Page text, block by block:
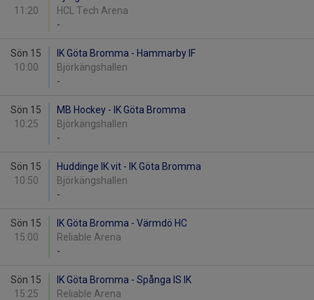
11:20
HCL Tech Arena
-
Sön 15
10:00
IK Göta Bromma - Hammarby IF
Björkängshallen
-
Sön 15
10:25
MB Hockey - IK Göta Bromma
Björkängshallen
-
Sön 15
10:50
Huddinge IK vit - IK Göta Bromma
Björkängshallen
-
Sön 15
15:00
IK Göta Bromma - Värmdö HC
Reliable Arena
-
Sön 15
15:25
IK Göta Bromma - Spånga IS IK
Reliable Arena